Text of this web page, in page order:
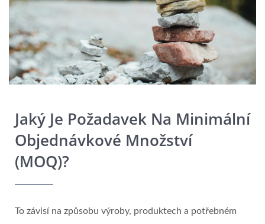
Jaký Je Požadavek Na Minimální
Objednávkové Množství
(MOQ)?
To závisí na způsobu výroby, produktech a potřebném